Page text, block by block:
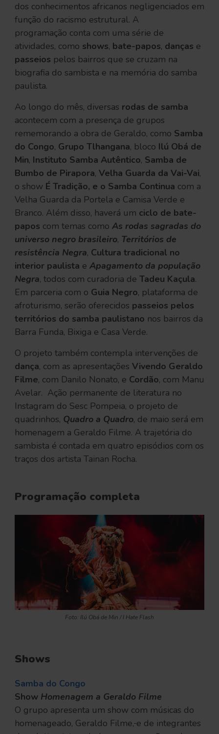
dos conhecimentos africanos negligenciados em
função do racismo estrutural. A
programação conta com uma série de
atividades, como shows, bate-papos, danças e
passeios pelos bairros que se cruzam na
biografia do sambista e na memória do samba
paulista.
Ao longo do mês, diversas rodas de samba
acontecem com a presença de grupos
rememorando a obra de Geraldo, como Samba
do Congo, Grupo Tlhangana, bloco Ilú Obá de
Min, Instituto Samba Autêntico, Samba de
Bumbo de Pirapora, Velha Guarda da Vai-Vai,
o show É Tradição, e o Samba Continua com a
Velha Guarda da Portela e Camisa Verde e
Branco. Além disso, haverá um ciclo de bate-
papos com temas como As rodas sagradas do
universo negro brasileiro, Territórios de
resistência Negra, Cultura tradicional no
interior paulista e Apagamento da população
Negra, todos com curadoria de Tadeu Kaçula.
Em parceria com o Guia Negro, plataforma de
afroturismo, serão oferecidos passeios pelos
territórios do samba paulistano nos bairros da
Barra Funda, Bixiga e Casa Verde.
O projeto também contempla intervenções de
dança, com as apresentações Vivendo Geraldo
Filme, com Danilo Nonato, e Cordão, com Manu
Avelar. Ação permanente de literatura no
Instagram do Sesc Pompeia, o projeto de
quadrinhos, Quadro a Quadro, de maio será em
homenagem a Geraldo Filme. A trajetória do
sambista é contada em quatro episódios com os
traços dos artista Tainan Rocha.
Programação completa
Foto: Ilú Obá de Min / I Hate Flash
Shows
Samba do Congo
Show Homenagem a Geraldo Filme
O grupo apresenta um show com músicas do
homenageado, Geraldo Filme, e de integrantes